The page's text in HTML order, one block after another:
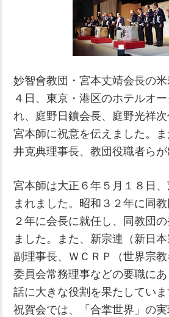
妙智會教団・宮本丈靖会長の
４日、東京・港区のホテルオ
れ、庭野日鑛会長、庭野光祥次
宮本師に祝意を伝えました。
井克典理事長、教団役職者らが
宮本師は大正６年５月１８日
まれました。昭和３２年に同
２年に会長に就任し、同教団
ました。また、新宗連（新日本
副理事長、ＷＣＲＰ（世界宗
委員会常務理事などの要職に
話に大きな役割を果たしていま
祝賀会では、「合掌世界」の